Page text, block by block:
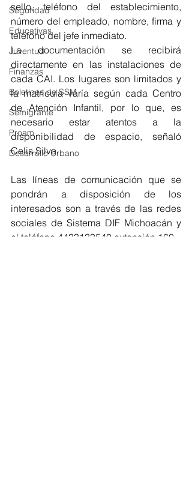
Seguridad
Educativas
Juventud
Finanzas
Boletines de SSM
Semigrante
Proam
Desarrollo Urbano
sello, teléfono del establecimiento,
número del empleado, nombre, firma y
teléfono del jefe inmediato.
La documentación se recibirá
directamente en las instalaciones de
cada CAI. Los lugares son limitados y
la matricula varía según cada Centro
de Atención Infantil, por lo que, es
necesario estar atentos a la
disponibilidad de espacio, señaló
Celis Silva.
Las líneas de comunicación que se
pondrán a disposición de los
interesados son a través de las redes
sociales de Sistema DIF Michoacán y
al teléfono 4433133540 extensión 160